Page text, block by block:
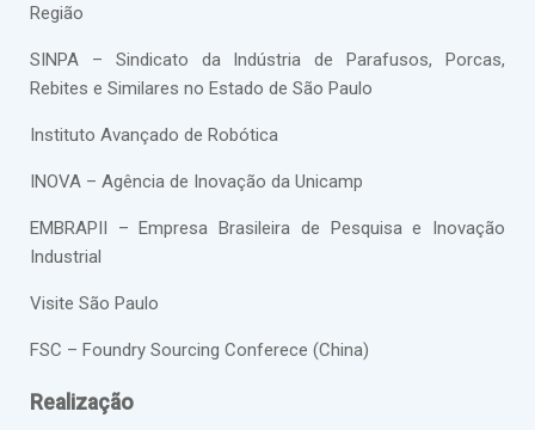
Região
SINPA – Sindicato da Indústria de Parafusos, Porcas,
Rebites e Similares no Estado de São Paulo
Instituto Avançado de Robótica
INOVA – Agência de Inovação da Unicamp
EMBRAPII – Empresa Brasileira de Pesquisa e Inovação
Industrial
Visite São Paulo
FSC – Foundry Sourcing Conferece (China)
Realização